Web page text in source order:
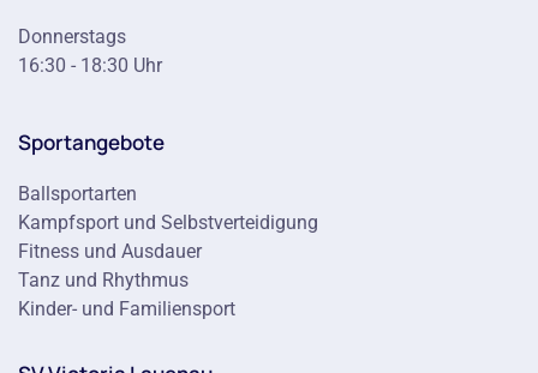
Donnerstags
16:30 - 18:30 Uhr
Sportangebote
Ballsportarten
Kampfsport und Selbstverteidigung
Fitness und Ausdauer
Tanz und Rhythmus
Kinder- und Familiensport